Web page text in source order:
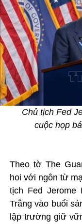
Chủ tịch Fed
cuộc họp
Theo tờ The
hoi với ngôn từ
tịch Fed Jerome
Trắng vào buổi
lập trường giữ